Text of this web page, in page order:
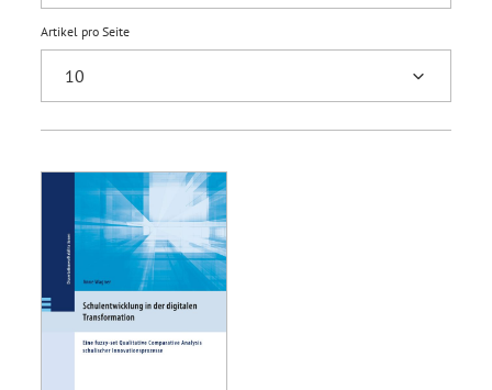
Artikel pro Seite